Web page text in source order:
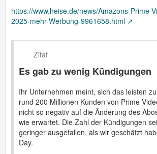
https://www.heise.de/news/Amazons-Prime-
2025-mehr-Werbung-9961658.html
Zitat
Es gab zu wenig Kündigungen
Ihr Unternehmen meint, sich das leisten
rund 200 Millionen Kunden von Prime
nicht so negativ auf die Änderung des
wie erwartet. Die Zahl der Kündigungen
geringer ausgefallen, als wir geschätzt
Day.